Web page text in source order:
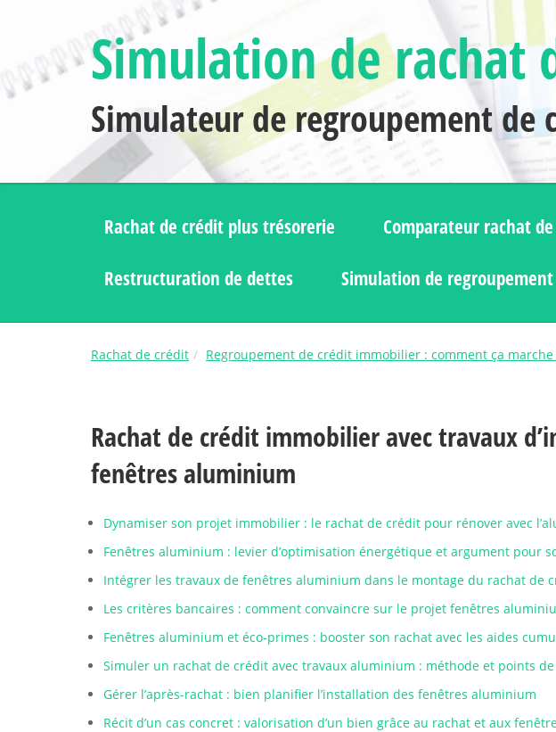
Simulation de rachat
Simulateur de regroupement de
Rachat de crédit plus trésorerie Comparateur rachat
Restructuration de dettes Simulation de
Rachat de crédit Regroupement de crédit immobilier : comment ça marche
Rachat de crédit immobilier avec travaux
fenêtres aluminium
Dynamiser son projet immobilier : le rachat de crédit pour rénover avec
Fenêtres aluminium : levier d’optimisation énergétique et argument pour
Intégrer les travaux de fenêtres aluminium dans le montage du rachat de
Les critères bancaires : comment convaincre sur le projet fenêtres
Fenêtres aluminium et éco-primes : booster son rachat avec les aides
Simuler un rachat de crédit avec travaux aluminium : méthode et points
Gérer l’après-rachat : bien planifier l’installation des fenêtres aluminium
Récit d’un cas concret : valorisation d’un bien grâce au rachat et aux